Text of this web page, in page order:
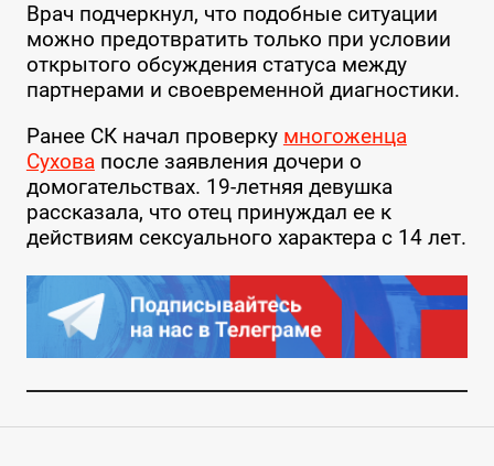
Врач подчеркнул, что подобные ситуации
можно предотвратить только при условии
открытого обсуждения статуса между
партнерами и своевременной диагностики.
Ранее СК начал проверку многоженца
Суховапосле заявления дочери о
домогательствах. 19-летняя девушка
рассказала, что отец принуждал ее к
действиям сексуального характера с 14 лет.